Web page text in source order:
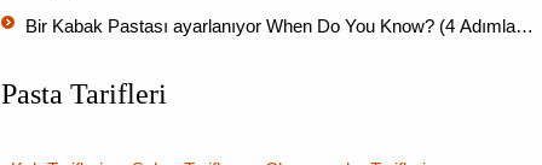
Bir Kabak Pastası ayarlanıyor When Do You Know? (4 Adımla…
Pasta Tarifleri